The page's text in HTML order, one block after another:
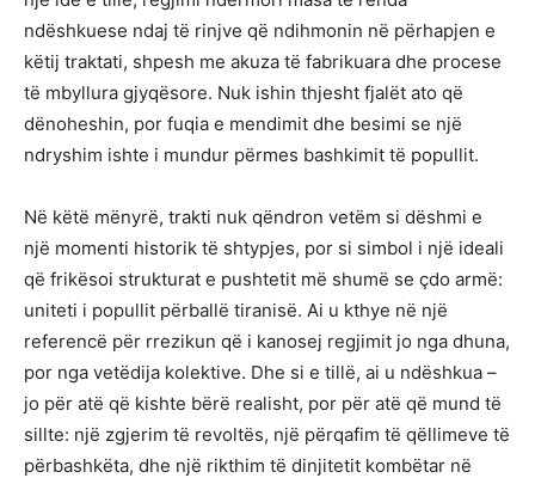
ndëshkuese ndaj të rinjve që ndihmonin në përhapjen e
këtij traktati, shpesh me akuza të fabrikuara dhe procese
të mbyllura gjyqësore. Nuk ishin thjesht fjalët ato që
dënoheshin, por fuqia e mendimit dhe besimi se një
ndryshim ishte i mundur përmes bashkimit të popullit.
Në këtë mënyrë, trakti nuk qëndron vetëm si dëshmi e
një momenti historik të shtypjes, por si simbol i një ideali
që frikësoi strukturat e pushtetit më shumë se çdo armë:
uniteti i popullit përballë tiranisë. Ai u kthye në një
referencë për rrezikun që i kanosej regjimit jo nga dhuna,
por nga vetëdija kolektive. Dhe si e tillë, ai u ndëshkua –
jo për atë që kishte bërë realisht, por për atë që mund të
sillte: një zgjerim të revoltës, një përqafim të qëllimeve të
përbashkëta, dhe një rikthim të dinjitetit kombëtar në